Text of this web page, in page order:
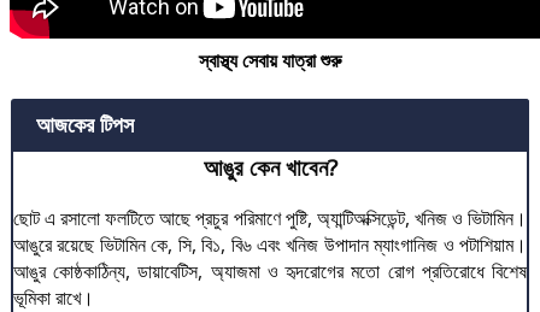
স্বাস্থ্য সেবায় যাত্রা শুরু
আজকের টিপস
আঙুর কেন খাবেন?
ছোট এ রসালো ফলটিতে আছে প্রচুর পরিমাণে পুষ্টি, অ্যান্টিঅক্সিডেন্ট, খনিজ ও ভিটামিন।
আঙুরে রয়েছে ভিটামিন কে, সি, বি১, বি৬ এবং খনিজ উপাদান ম্যাংগানিজ ও পটাশিয়াম।
আঙুর কোষ্ঠকাঠিন্য, ডায়াবেটিস, অ্যাজমা ও হৃদরোগের মতো রোগ প্রতিরোধে বিশেষ
ভূমিকা রাখে।